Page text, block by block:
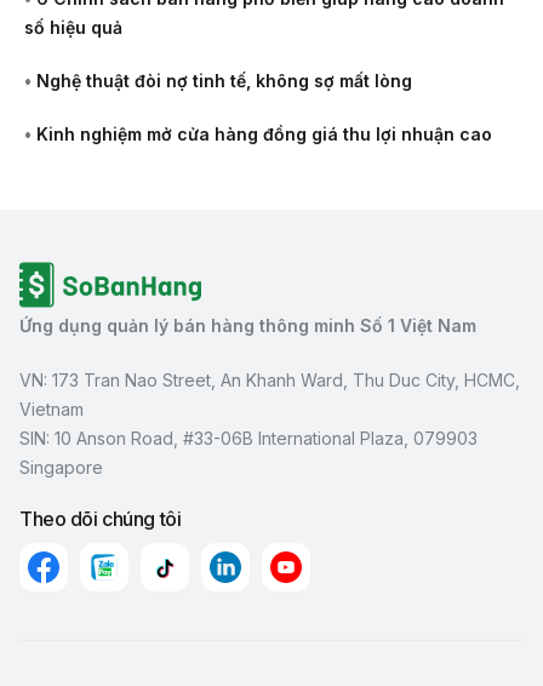
số hiệu quả
• Nghệ thuật đòi nợ tinh tế, không sợ mất lòng
• Kinh nghiệm mở cửa hàng đồng giá thu lợi nhuận cao
Ứng dụng quản lý bán hàng thông minh Số 1 Việt Nam
VN: 173 Tran Nao Street, An Khanh Ward, Thu Duc City, HCMC,
Vietnam
SIN: 10 Anson Road, #33-06B International Plaza, 079903
Singapore
Theo dõi chúng tôi